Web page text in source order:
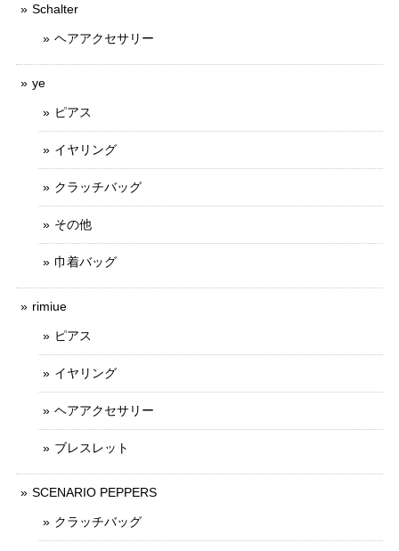
Schalter
ヘアアクセサリー
ye
ピアス
イヤリング
クラッチバッグ
その他
巾着バッグ
rimiue
ピアス
イヤリング
ヘアアクセサリー
ブレスレット
SCENARIO PEPPERS
クラッチバッグ